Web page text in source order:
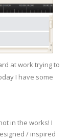
at work trying to
I have some
in the works! I
/ inspired